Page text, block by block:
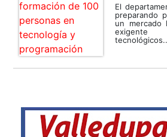
El
preparando
un mercado